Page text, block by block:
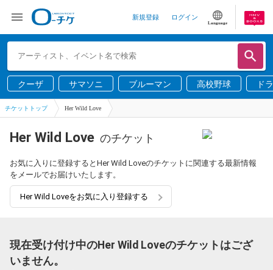
新規登録 ログイン
Language
クーザ サマソニ ブルーマン 高校野球 ド
チケットトップ Her Wild Love
Her Wild Love のチケット
お気に入りに登録するとHer Wild Loveのチケットに関連する最新情報
をメールでお届けいたします。
Her Wild Loveをお気に入り登録する
現在受け付け中のHer Wild Loveのチケットはござ
いません。